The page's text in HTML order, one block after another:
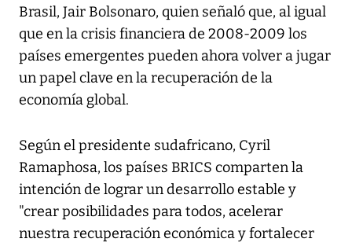
Brasil, Jair Bolsonaro, quien señaló que, al igual
que en la crisis financiera de 2008-2009 los
países emergentes pueden ahora volver a jugar
un papel clave en la recuperación de la
economía global.
Según el presidente sudafricano, Cyril
Ramaphosa, los países BRICS comparten la
intención de lograr un desarrollo estable y
"crear posibilidades para todos, acelerar
nuestra recuperación económica y fortalecer